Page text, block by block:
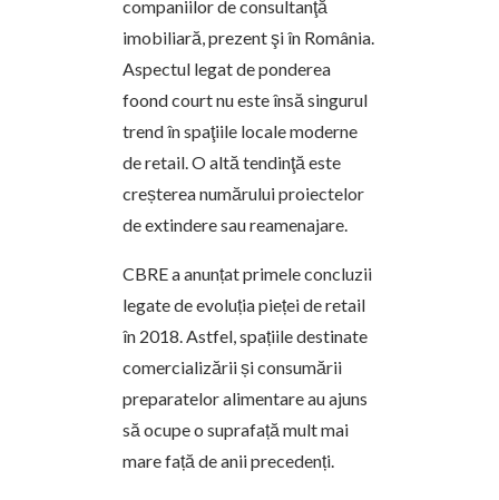
companiilor de consultanţă
imobiliară, prezent şi în România.
Aspectul legat de ponderea
foond court nu este însă singurul
trend în spaţiile locale moderne
de retail. O altă tendinţă este
creșterea numărului proiectelor
de extindere sau reamenajare.
CBRE a anunțat primele concluzii
legate de evoluția pieței de retail
în 2018. Astfel, spațiile destinate
comercializării și consumării
preparatelor alimentare au ajuns
să ocupe o suprafață mult mai
mare față de anii precedenți.